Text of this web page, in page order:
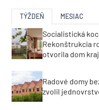
TÝŽDEŇ MESIAC
Socialistická
Rekonštrukcia
otvorila dom
Radové domy
zvolil